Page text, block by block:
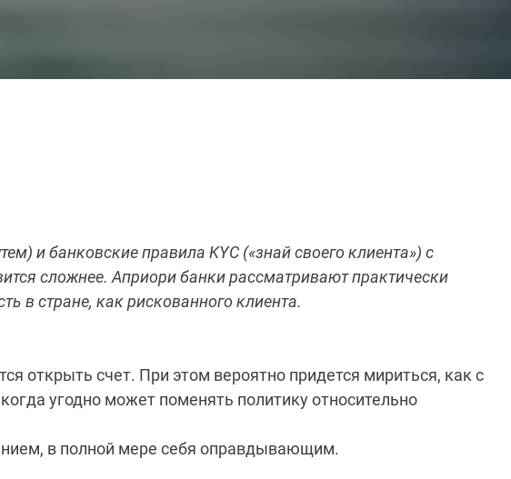
и банковские правила KYC («знай своего клиента») с
сложнее. Априори банки рассматривают практически
в стране, как рискованного клиента.
открыть счет. При этом вероятно придется мириться, как с
угодно может поменять политику относительно
в полной мере себя оправдывающим.